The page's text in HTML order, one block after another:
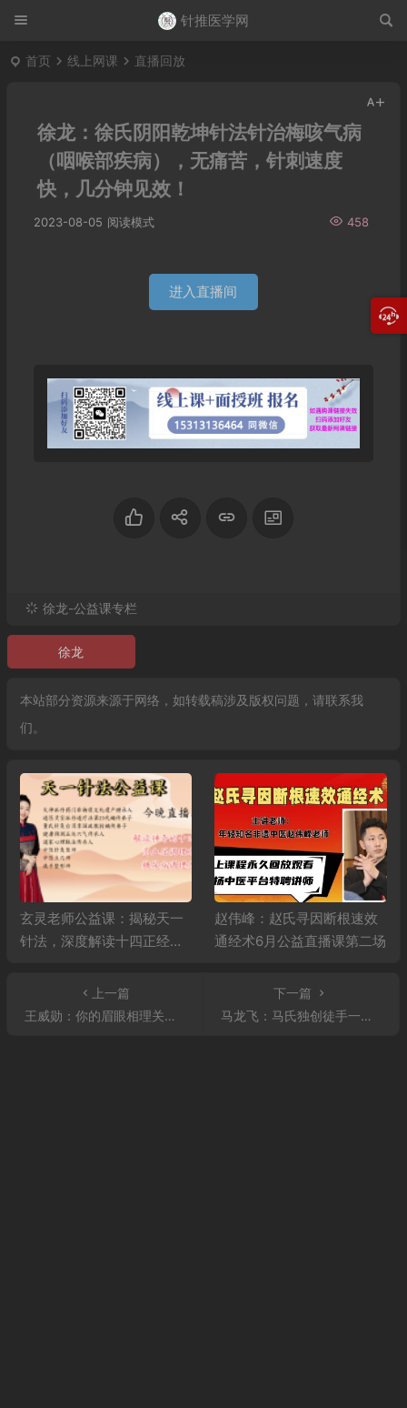
针推医学网
首页 线上网课 直播回放
徐龙：徐氏阴阳乾坤针法针治梅咳气病
（咽喉部疾病），无痛苦，针刺速度
快，几分钟见效！
2023-08-05 458
阅读模式
进入直播间
徐龙-公益课专栏
徐龙
本站部分资源来源于网络，如转载稿涉及版权问题，请联系我
们。
玄灵老师公益课：揭秘天一
针法，深度解读十四正经，
赵伟峰：赵氏寻因断根速效
通经术6月公益直播课第二场
上一篇
王威勋：你的眉眼相理关乎你一生的运势，九宫五运风水美雕带你详细解密真人实操高低眉与眼皮下垂
下一篇
马龙飞：马氏独创徒手一指私密手法、产后漏尿、痛经调理，简单手法一次当场见效！